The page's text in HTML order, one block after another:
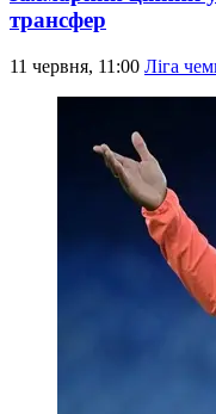
трансфер
11 червня, 11:00 Ліга